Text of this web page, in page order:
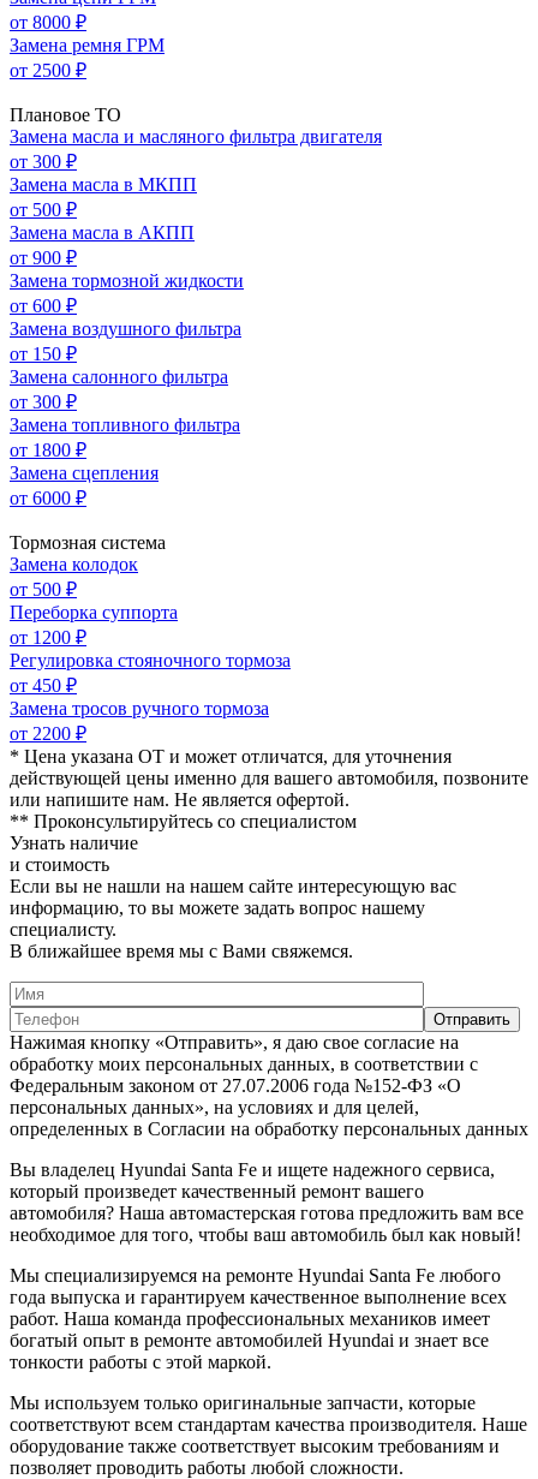
от 8000 ₽
Замена ремня ГРМ
от 2500 ₽
Плановое ТО
Замена масла и масляного фильтра двигателя
от 300 ₽
Замена масла в МКПП
от 500 ₽
Замена масла в АКПП
от 900 ₽
Замена тормозной жидкости
от 600 ₽
Замена воздушного фильтра
от 150 ₽
Замена салонного фильтра
от 300 ₽
Замена топливного фильтра
от 1800 ₽
Замена сцепления
от 6000 ₽
Тормозная система
Замена колодок
от 500 ₽
Переборка суппорта
от 1200 ₽
Регулировка стояночного тормоза
от 450 ₽
Замена тросов ручного тормоза
от 2200 ₽
* Цена указана ОТ и может отличатся, для уточнения
действующей цены именно для вашего автомобиля, позвоните
или напишите нам. Не является офертой.
** Проконсультируйтесь со специалистом
Узнать наличие
и стоимость
Если вы не нашли на нашем сайте интересующую вас
информацию, то вы можете задать вопрос нашему
специалисту.
В ближайшее время мы с Вами свяжемся.
Нажимая кнопку «Отправить», я даю свое согласие на
обработку моих персональных данных, в соответствии с
Федеральным законом от 27.07.2006 года №152-ФЗ «О
персональных данных», на условиях и для целей,
определенных в Согласии на обработку персональных данных
Вы владелец Hyundai Santa Fe и ищете надежного сервиса,
который произведет качественный ремонт вашего
автомобиля? Наша автомастерская готова предложить вам все
необходимое для того, чтобы ваш автомобиль был как новый!
Мы специализируемся на ремонте Hyundai Santa Fe любого
года выпуска и гарантируем качественное выполнение всех
работ. Наша команда профессиональных механиков имеет
богатый опыт в ремонте автомобилей Hyundai и знает все
тонкости работы с этой маркой.
Мы используем только оригинальные запчасти, которые
соответствуют всем стандартам качества производителя. Наше
оборудование также соответствует высоким требованиям и
позволяет проводить работы любой сложности.